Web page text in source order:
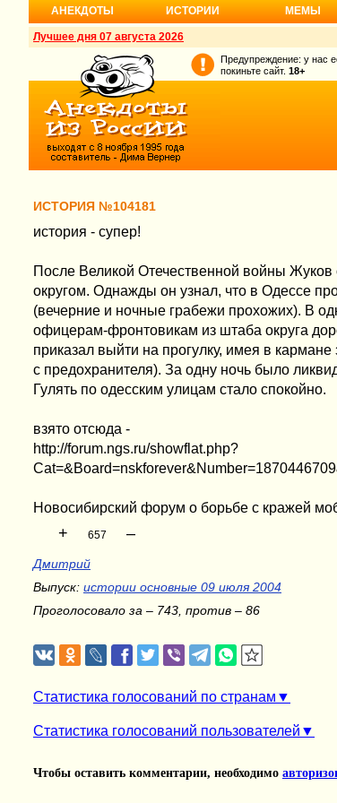
АНЕКДОТЫ ИСТОРИИ МЕМЫ
Лучшее дня 07 августа 2026
Предупреждение: у нас
покиньте сайт. 18+
ИСТОРИЯ №104181
история - супер!
После Великой Отечественной войны
округом. Однажды он узнал, что в Одессе
(вечерние и ночные грабежи прохожих). В
офицерам-фронтовикам из штаба округа
приказал выйти на прогулку, имея в
с предохранителя). За одну ночь было
Гулять по одесским улицам стало спокойно.
взято отсюда -
http://forum.ngs.ru/showflat.php?
Новосибирский форум о борьбе с кражей
+ 657 –
Дмитрий
Выпуск: истории основные 09 июля 2004
Проголосовало за – 743, против – 86
Статистика голосований по странам
Статистика голосований пользователей
Чтобы оставить комментарии, необходимо